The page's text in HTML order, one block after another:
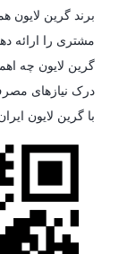
برند گرین لایون
مشتری را ارائه
گرین لایون چه
درک نیازهای
با گرین لایون